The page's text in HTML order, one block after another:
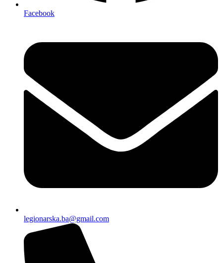
Facebook
legionarska.ba@gmail.com